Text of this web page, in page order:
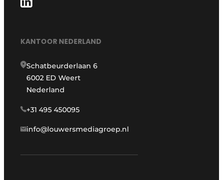
KANTOOR NEDERLAND
Schatbeurderlaan 6
6002 ED Weert
Nederland
+31 495 450095
info@louwersmediagroep.nl